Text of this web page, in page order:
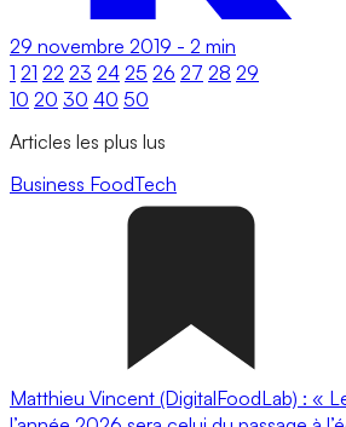
29 novembre 2019 - 2 min
1 21 22 23 24 25 26 27 28 29
10 20 30 40 50
Articles les plus lus
Business FoodTech
Matthieu Vincent (DigitalFoodLab) : «